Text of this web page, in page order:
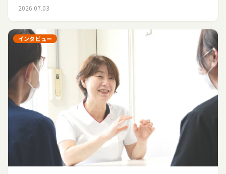
2026.07.03
インタビュー